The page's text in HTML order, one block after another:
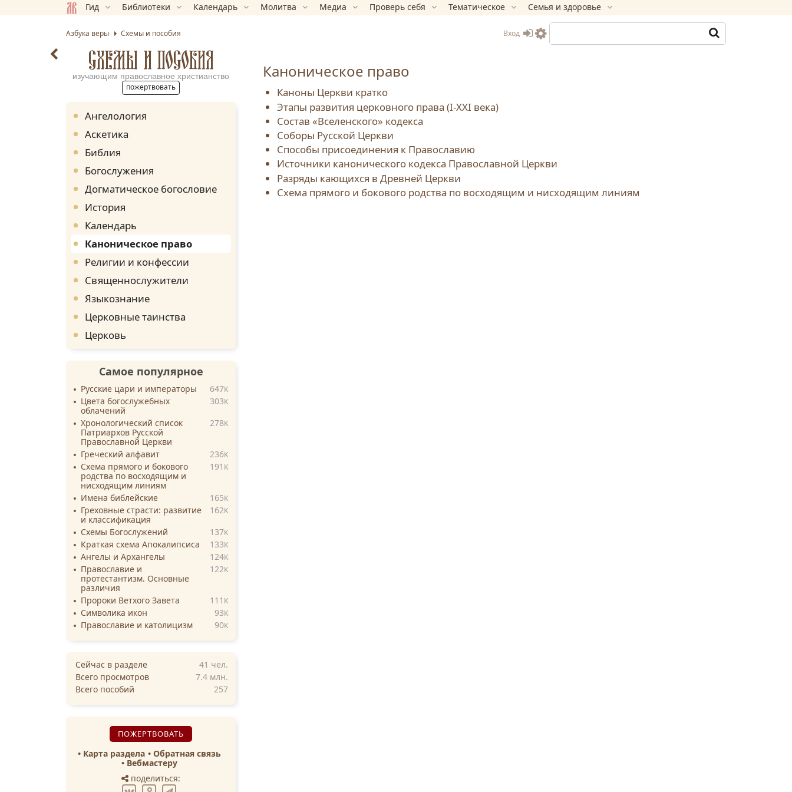
Гид Библиотеки Календарь Молитва Медиа Проверь себя Тематическое Семья и здоровье
Азбука веры Схемы и пособия Вход
СХЕМЫ И ПОСОБИЯ
изучающим православное христианство
пожертвовать
Ангелология
Аскетика
Библия
Богослужения
Догматическое богословие
История
Календарь
Каноническое право
Религии и конфессии
Священнослужители
Языкознание
Церковные таинства
Церковь
Самое популярное
Русские цари и императоры 647K
Цвета богослужебных
облачений
303K
Хронологический список
Патриархов Русской
Православной Церкви
278K
Греческий алфавит 236K
Схема прямого и бокового
родства по восходящим и
нисходящим линиям
191 K
Имена библейские 165K
Греховные страсти: развитие
и классификация
162K
Схемы Богослужений 137K
Краткая схема Апокалипсиса 133K
Ангелы и Архангелы 124K
Православие и
протестантизм. Основные
различия
122K
Пророки Ветхого Завета 111 K
Символика икон 93K
Православие и католицизм 90K
Сейчас в разделе 41 чел.
Всего просмотров
7.4 млн.
Всего пособий
257
ПОЖЕРТВОВАТЬ
Карта раздела
Обратная связь
Вебмастеру
поделиться:
Каноническое право
Каноны Церкви кратко
Этапы развития церковного права (I-XXI века)
Состав «Вселенского» кодекса
Соборы Русской Церкви
Способы присоединения к Православию
Источники канонического кодекса Православной Церкви
Разряды кающихся в Древней Церкви
Схема прямого и бокового родства по восходящим и нисходящим линиям